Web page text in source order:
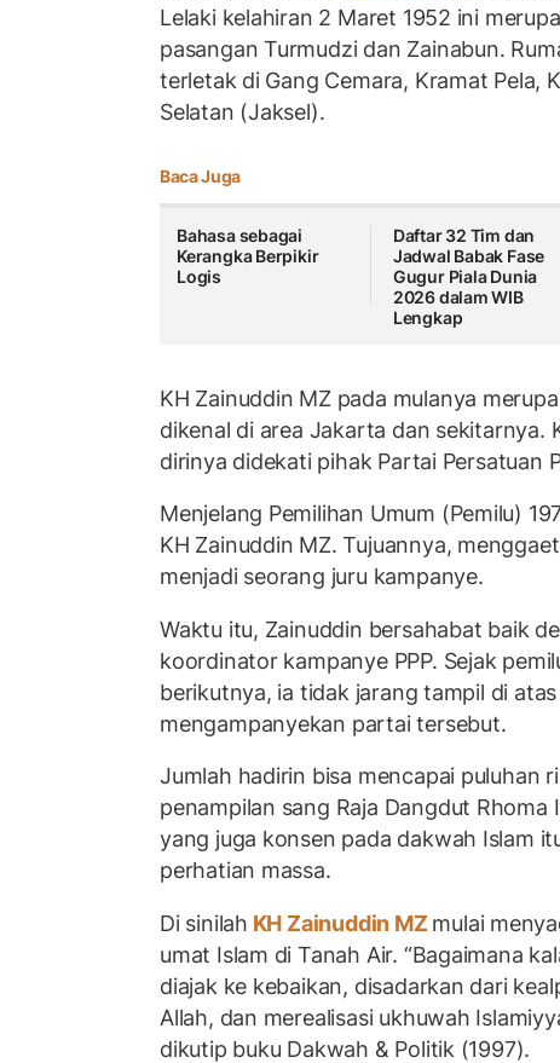
Lelaki kelahiran 2 Maret 1952 ini
pasangan Turmudzi dan Zainabun.
terletak di Gang Cemara, Kramat Pela,
Selatan (Jaksel).
Baca Juga
Bahasa sebagai
Kerangka Berpikir
Logis
Daftar 32 Tim dan
Jadwal Babak Fase
Gugur Piala Dunia
2026 dalam WIB
Lengkap
KH Zainuddin MZ pada mulanya
dikenal di area Jakarta dan sekitarnya.
dirinya didekati pihak Partai Persatuan
Menjelang Pemilihan Umum (Pemilu)
KH Zainuddin MZ. Tujuannya,
menjadi seorang juru kampanye.
Waktu itu, Zainuddin bersahabat baik
koordinator kampanye PPP. Sejak
berikutnya, ia tidak jarang tampil di
mengampanyekan partai tersebut.
Jumlah hadirin bisa mencapai puluhan
penampilan sang Raja Dangdut Rhoma
yang juga konsen pada dakwah Islam
perhatian massa.
Di sinilah KH Zainuddin MZ mulai
umat Islam di Tanah Air. “Bagaimana
diajak ke kebaikan, disadarkan dari
Allah, dan merealisasi ukhuwah
dikutip buku Dakwah & Politik (1997).